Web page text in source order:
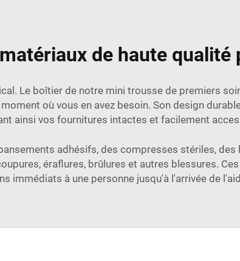
de haute
Le boîtier de notre mini trousse de premiers
où vous en avez besoin. Son design
ainsi vos fournitures intactes et facilement
adhésifs, des compresses stériles,
éraflures, brûlures et autres blessures.
immédiats à une personne jusqu'à l'arrivée de